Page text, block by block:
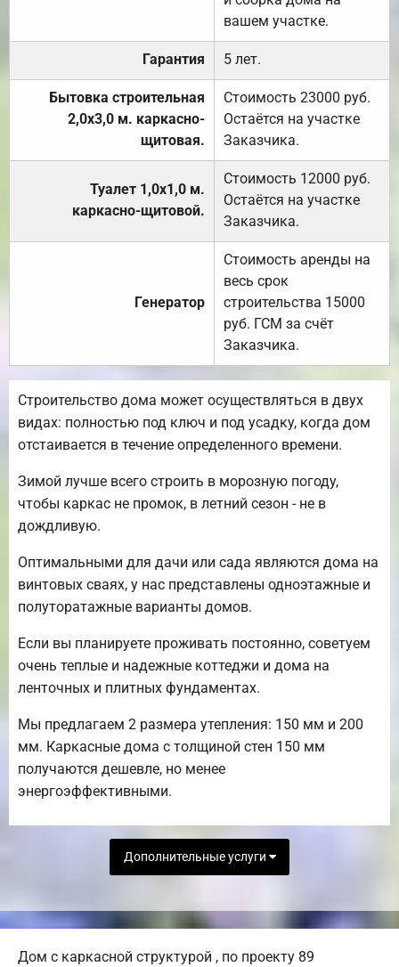
вашем участке.
Гарантия 5 лет.
Бытовка строительная
2,0х3,0 м. каркасно-
щитовая.
Стоимость 23000 руб.
Остаётся на участке
Заказчика.
Туалет 1,0х1,0 м.
каркасно-щитовой.
Стоимость 12000 руб.
Остаётся на участке
Заказчика.
Генератор
Стоимость аренды на
весь срок
строительства 15000
руб. ГСМ за счёт
Заказчика.
Строительство дома может осуществляться в двух
видах: полностью под ключ и под усадку, когда дом
отстаивается в течение определенного времени.
Зимой лучше всего строить в морозную погоду,
чтобы каркас не промок, в летний сезон - не в
дождливую.
Оптимальными для дачи или сада являются дома на
винтовых сваях, у нас представлены одноэтажные и
полуторатажные варианты домов.
Если вы планируете проживать постоянно, советуем
очень теплые и надежные коттеджи и дома на
ленточных и плитных фундаментах.
Мы предлагаем 2 размера утепления: 150 мм и 200
мм. Каркасные дома с толщиной стен 150 мм
получаются дешевле, но менее
энергоэффективными.
Дополнительные услуги
Дом с каркасной структурой , по проекту 89